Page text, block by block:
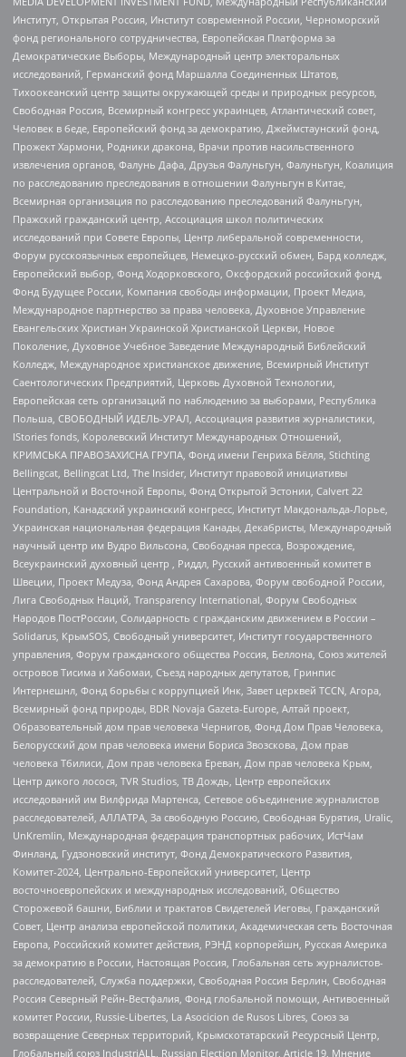
Институт, Открытая Россия, Институт современной России, Черноморский
фонд регионального сотрудничества, Европейская Платформа за
Демократические Выборы, Международный центр электоральных
исследований, Германский фонд Маршалла Соединенных Штатов,
Тихоокеанский центр защиты окружающей среды и природных ресурсов,
Свободная Россия, Всемирный конгресс украинцев, Атлантический совет,
Человек в беде, Европейский фонд за демократию, Джеймстаунский фонд,
Прожект Хармони, Родники дракона, Врачи против насильственного
извлечения органов, Фалунь Дафа, Друзья Фалуньгун, Фалуньгун, Коалиция
по расследованию преследования в отношении Фалуньгун в Китае,
Всемирная организация по расследованию преследований Фалуньгун,
Пражский гражданский центр, Ассоциация школ политических
исследований при Совете Европы, Центр либеральной современности,
Форум русскоязычных европейцев, Немецко-русский обмен, Бард колледж,
Европейский выбор, Фонд Ходорковского, Оксфордский российский фонд,
Фонд Будущее России, Компания свободы информации, Проект Медиа,
Международное партнерство за права человека, Духовное Управление
Евангельских Христиан Украинской Христианской Церкви, Новое
Поколение, Духовное Учебное Заведение Международный Библейский
Колледж, Международное христианское движение, Всемирный Институт
Саентологических Предприятий, Церковь Духовной Технологии,
Европейская сеть организаций по наблюдению за выборами, Республика
Польша, СВОБОДНЫЙ ИДЕЛЬ-УРАЛ, Ассоциация развития журналистики,
IStories fonds, Королевский Институт Международных Отношений,
КРИМСЬКА ПРАВОЗАХИСНА ГРУПА, Фонд имени Генриха Бёлля, Stichting
Bellingcat, Bellingcat Ltd, The Insider, Институт правовой инициативы
Центральной и Восточной Европы, Фонд Открытой Эстонии, Calvert 22
Foundation, Канадский украинский конгресс, Институт Макдональда-Лорье,
Украинская национальная федерация Канады, Декабристы, Международный
научный центр им Вудро Вильсона, Свободная пресса, Возрождение,
Всеукраинский духовный центр , Риддл, Русский антивоенный комитет в
Швеции, Проект Медуза, Фонд Андрея Сахарова, Форум свободной России,
Лига Свободных Наций, Transparеncy International, Форум Свободных
Народов ПостРоссии, Солидарность с гражданским движением в России –
Solidarus, КрымSOS, Свободный университет, Институт государственного
управления, Форум гражданского общества Россия, Беллона, Союз жителей
островов Тисима и Хабомаи, Съезд народных депутатов, Гринпис
Интернешнл, Фонд борьбы с коррупцией Инк, Завет церквей TCCN, Агора,
Всемирный фонд природы, BDR Novaja Gazeta-Europe, Алтай проект,
Образовательный дом прав человека Чернигов, Фонд Дом Прав Человека,
Белорусский дом прав человека имени Бориса Звозскова, Дом прав
человека Тбилиси, Дом прав человека Ереван, Дом прав человека Крым,
Центр дикого лосося, TVR Studios, ТВ Дождь, Центр европейских
исследований им Вилфрида Мартенса, Сетевое объединение журналистов
расследователей, АЛЛАТРА, За свободную Россию, Свободная Бурятия, Uralic,
UnKremlin, Международная федерация транспортных рабочих, ИстЧам
Финланд, Гудзоновский институт, Фонд Демократического Развития,
Комитет-2024, Центрально-Европейский университет, Центр
восточноевропейских и международных исследований, Общество
Сторожевой башни, Библии и трактатов Свидетелей Иеговы, Гражданский
Совет, Центр анализа европейской политики, Академическая сеть Восточная
Европа, Российский комитет действия, РЭНД корпорейшн, Русская Америка
за демократию в России, Настоящая Россия, Глобальная сеть журналистов-
расследователей, Служба поддержки, Свободная Россия Берлин, Свободная
Россия Северный Рейн-Вестфалия, Фонд глобальной помощи, Антивоенный
комитет России, Russie-Libertes, La Asocicion de Rusos Libres, Союз за
возвращение Северных территорий, Крымскотатарский Ресурсный Центр,
Глобальный союз IndustriALL, Russian Election Monitor, Article 19, Мнение